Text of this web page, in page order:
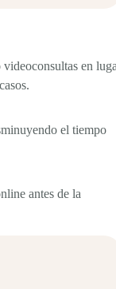
en
el tiempo
antes de la